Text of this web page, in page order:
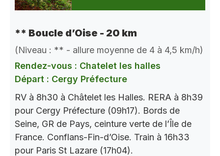
** Boucle d’Oise - 20 km
(Niveau : ** - allure moyenne de 4 à 4,5 km/h)
Rendez-vous : Chatelet les halles
Départ : Cergy Préfecture
RV à 8h30 à Châtelet les Halles. RERA à 8h39
pour Cergy Préfecture (09h17). Bords de
Seine, GR de Pays, ceinture verte de l’Île de
France. Conflans-Fin-d’Oise. Train à 16h33
pour Paris St Lazare (17h04).